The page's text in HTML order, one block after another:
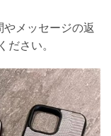
メッセージの返
さい。